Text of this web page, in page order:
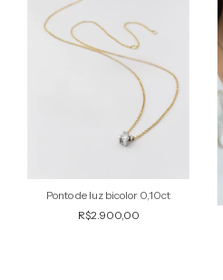
Ponto de luz bicolor 0,10ct
R$2.900,00